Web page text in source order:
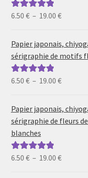
Note5.00sur
6.50 € – 19.00 €Plage
prix :
6.50 €
19.00 €
Papier japonais,
sérigraphie de motifs
Note5.00sur
6.50 € – 19.00 €Plage
prix :
6.50 €
Papier japonais,
sérigraphie de fleurs
blanches
Note5.00sur
6.50 € – 19.00 €Plage